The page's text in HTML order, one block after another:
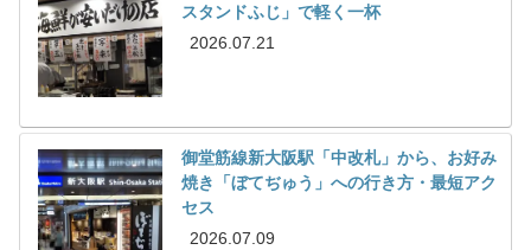
スタンドふじ」で軽く一杯
2026.07.21
御堂筋線新大阪駅「中改札」から、お好み
焼き「ぼてぢゅう」への行き方・最短アク
セス
2026.07.09